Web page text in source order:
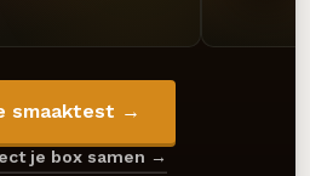
smaaktest →
je box samen →